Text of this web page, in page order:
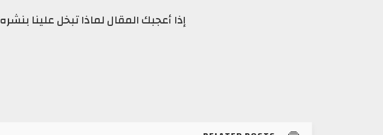
إذا أعجبك المقال لماذا تبخل علينا بنشره